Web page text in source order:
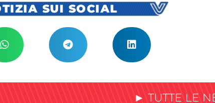
SUI SOCIAL
► TUTTE LE